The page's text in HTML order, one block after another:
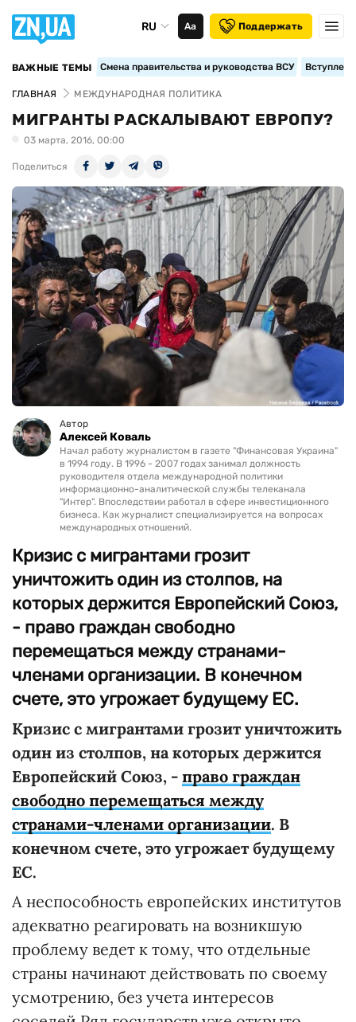
RU Аа Поддержать
ВАЖНЫЕ ТЕМЫ Смена правительства и руководства ВСУ
ГЛАВНАЯ МЕЖДУНАРОДНАЯ ПОЛИТИКА
МИГРАНТЫ РАСКАЛЫВАЮТ ЕВРОПУ?
03 марта, 2016, 00:00
Поделиться
Автор
Алексей Коваль
Начал работу журналистом в газете "Финансовая Украина"
в 1994 году. В 1996 - 2007 годах занимал должность
руководителя отдела международной политики
информационно-аналитической службы телеканала
"Интер". Впоследствии работал в сфере инвестиционного
бизнеса. Как журналист специализируется на вопросах
международных отношений.
Кризис с мигрантами грозит
уничтожить один из столпов, на
которых держится Европейский Союз,
- право граждан свободно
перемещаться между странами-
членами организации. В конечном
счете, это угрожает будущему ЕС.
Кризис с мигрантами грозит уничтожить
один из столпов, на которых держится
Европейский Союз, - право граждан
свободно перемещаться между
странами-членами организации. В
конечном счете, это угрожает будущему
ЕС.
А неспособность европейских институтов
адекватно реагировать на возникшую
проблему ведет к тому, что отдельные
страны начинают действовать по своему
усмотрению, без учета интересов